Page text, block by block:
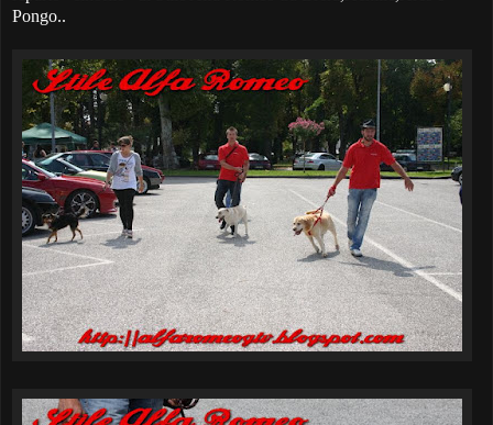
Pongo..